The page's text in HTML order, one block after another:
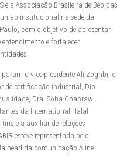
e a Associação Brasileira de Bebidas
institucional na sede da
com o objetivo de apresentar
e fortalecer
o vice-presidente Ali Zoghbi; o
de certificação industrial, Dib
Dra. Soha Chabrawi.
da International Halal
e a auxiliar de relações
esteve representada pelo
head da comunicação Aline